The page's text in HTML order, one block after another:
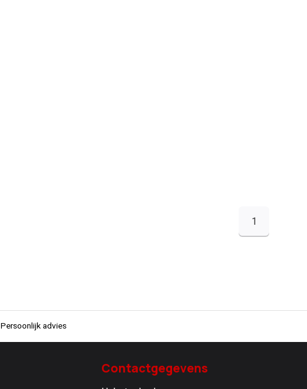
1
Persoonlijk advies
Contactgegevens